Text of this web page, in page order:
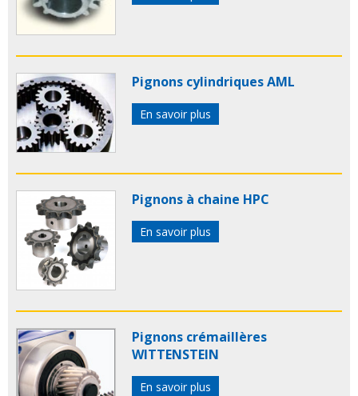
Pignons cylindriques AML
En savoir plus
Pignons à chaine HPC
En savoir plus
Pignons crémaillères
WITTENSTEIN
En savoir plus